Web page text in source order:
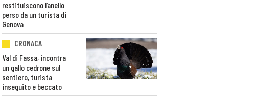
restituiscono l’anello
perso da un turista di
Genova
CRONACA
Val di Fassa, incontra
un gallo cedrone sul
sentiero, turista
inseguito e beccato